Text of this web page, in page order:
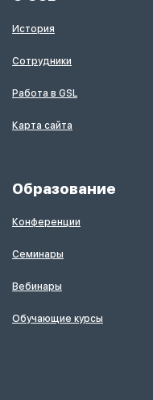
История
Сотрудники
Работа в GSL
Карта сайта
Образование
Конференции
Семинары
Вебинары
Обучающие курсы